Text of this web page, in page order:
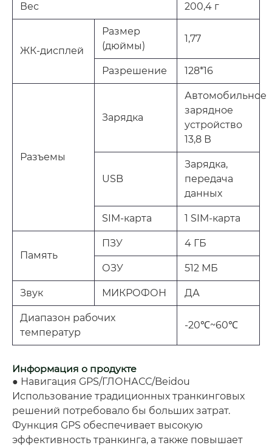
Вес 200,4 г
ЖК-дисплей
Размер
(дюймы)
1,77
Разрешение 128*16
Разъемы
Зарядка
Автомобильное
зарядное
устройство
13,8 В
USB
Зарядка,
передача
данных
SIM-карта 1 SIM-карта
Память
ПЗУ 4 ГБ
ОЗУ 512 МБ
Звук МИКРОФОН ДА
Диапазон рабочих
температур
-20℃~60℃
Информация о продукте
● Навигация GPS/ГЛОНАСС/Beidou
Использование традиционных транкинговых
решений потребовало бы больших затрат.
Функция GPS обеспечивает высокую
эффективность транкинга, а также повышает